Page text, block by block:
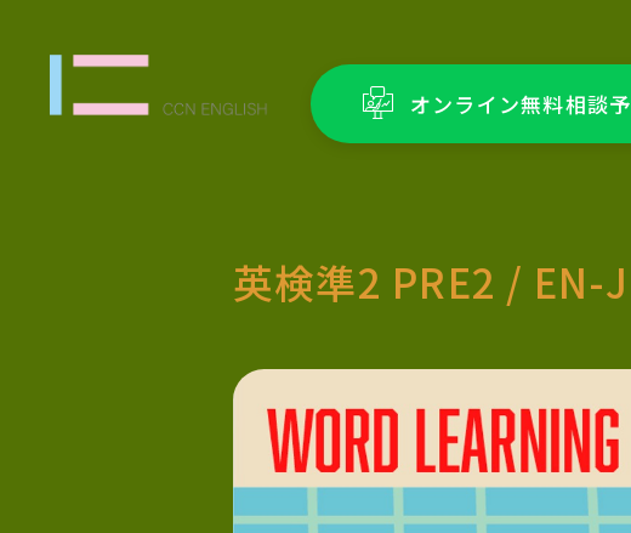
オンライン無料相談
英検準2 PRE2 / EN-